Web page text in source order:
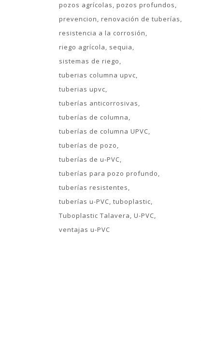
pozos agrícolas pozos profundos
prevencion renovación de tuberías
resistencia a la corrosión
riego agrícola
sequia
sistemas de riego
tuberias columna upvc
tuberias upvc
tuberías anticorrosivas
tuberías de columna
tuberías de columna UPVC
tuberías de pozo
tuberías de u-PVC
tuberías para pozo profundo
tuberías resistentes
tuberías u-PVC tuboplastic
Tuboplastic Talavera U-PVC
ventajas u-PVC